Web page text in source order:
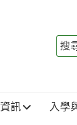
訊 入學